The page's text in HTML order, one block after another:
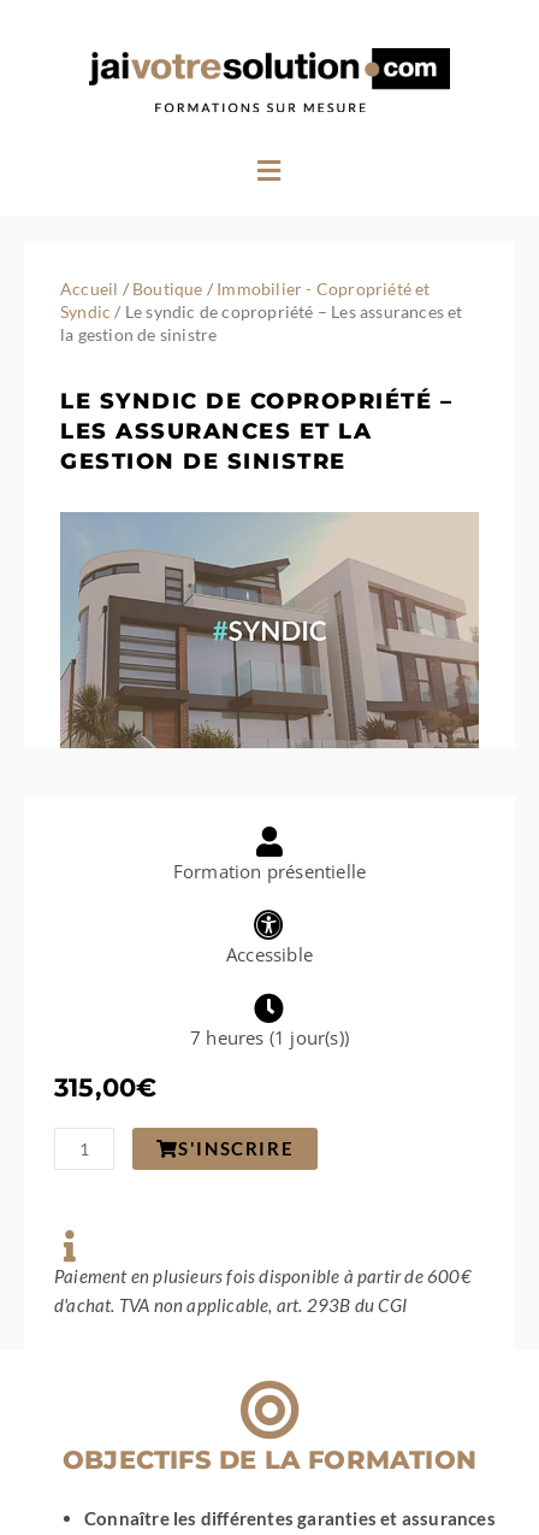
Menu
Accueil / Boutique / Immobilier - Copropriété et
Syndic / Le syndic de copropriété – Les assurances et
la gestion de sinistre
LE SYNDIC DE COPROPRIÉTÉ –
LES ASSURANCES ET LA
GESTION DE SINISTRE
Formation présentielle
Accessible
7 heures (1 jour(s))
315,00€
de
copropriété
–
Les
S'INSCRIRE
Paiement en plusieurs fois disponible à partir de 600€
d'achat. TVA non applicable, art. 293B du CGI
OBJECTIFS DE LA FORMATION
Connaître les différentes garanties et assurances